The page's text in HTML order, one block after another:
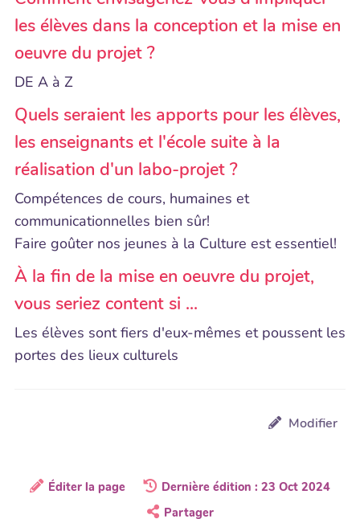
les élèves dans la conception et la mise en
oeuvre du projet ?
DE A à Z
Quels seraient les apports pour les élèves,
les enseignants et l'école suite à la
réalisation d'un labo-projet ?
Compétences de cours, humaines et
communicationnelles bien sûr!
Faire goûter nos jeunes à la Culture est essentiel!
À la fin de la mise en oeuvre du projet,
vous seriez content si ...
Les élèves sont fiers d'eux-mêmes et poussent les
portes des lieux culturels
Modifier
Éditer la page
Dernière édition : 23 Oct 2024
Partager